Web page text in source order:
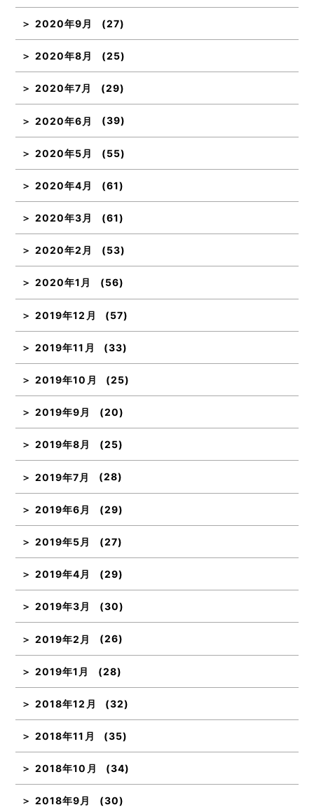
2020年9月 (27)
2020年8月 (25)
2020年7月 (29)
2020年6月 (39)
2020年5月 (55)
2020年4月 (61)
2020年3月 (61)
2020年2月 (53)
2020年1月 (56)
2019年12月 (57)
2019年11月 (33)
2019年10月 (25)
2019年9月 (20)
2019年8月 (25)
2019年7月 (28)
2019年6月 (29)
2019年5月 (27)
2019年4月 (29)
2019年3月 (30)
2019年2月 (26)
2019年1月 (28)
2018年12月 (32)
2018年11月 (35)
2018年10月 (34)
2018年9月 (30)